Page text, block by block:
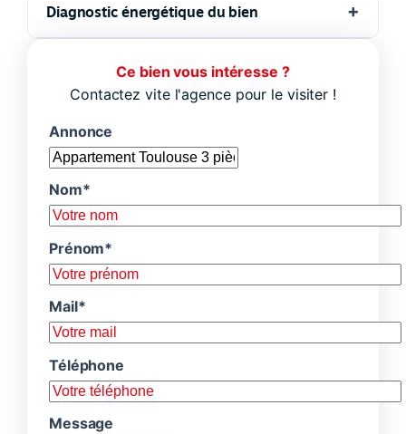
Diagnostic énergétique du bien
Ce bien vous intéresse ?
Contactez vite l'agence pour le visiter !
Annonce
Nom*
Prénom*
Mail*
Téléphone
Message